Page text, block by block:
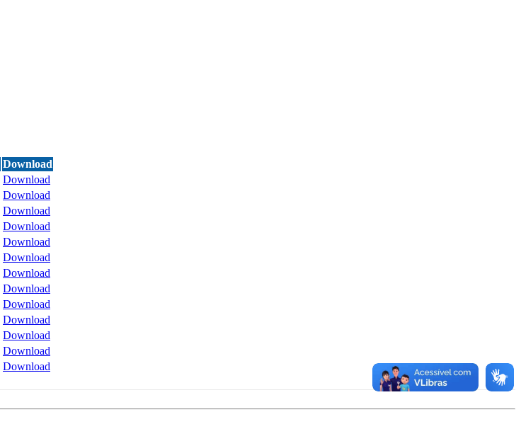
Download
Download
Download
Download
Download
Download
Download
Download
Download
Download
Download
Download
Download
Download